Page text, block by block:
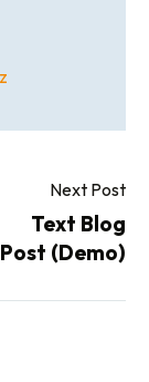
Next Post
Text Blog
Post (Demo)